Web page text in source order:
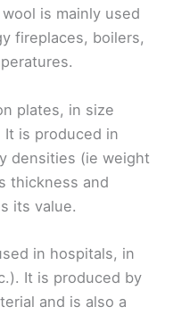
is mainly used
fireplaces, boilers,
plates, in size
is produced in
densities (ie weight
thickness and
its value.
in hospitals, in
It is produced by
and is also a